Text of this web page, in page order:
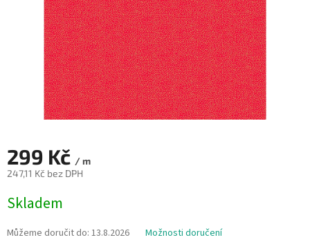
299 Kč / m
247,11 Kč bez DPH
cena:
Skladem
Můžeme doručit do: 13.8.2026 Možnosti doručení